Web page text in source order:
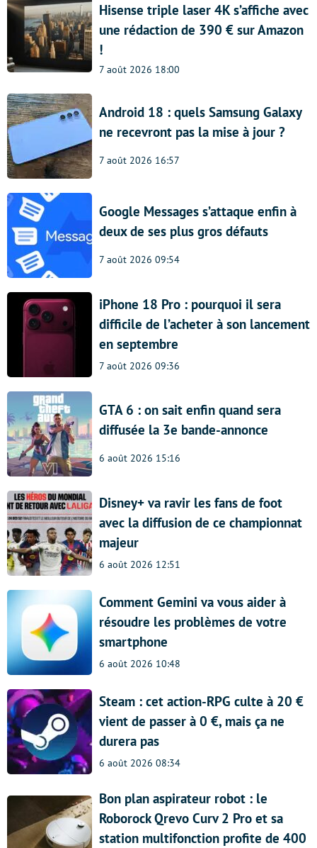
Hisense triple laser 4K s’affiche avec
une rédaction de 390 € sur Amazon
!
7 août 2026 18:00
Android 18 : quels Samsung Galaxy
ne recevront pas la mise à jour ?
7 août 2026 16:57
Google Messages s’attaque enfin à
deux de ses plus gros défauts
7 août 2026 09:54
iPhone 18 Pro : pourquoi il sera
difficile de l’acheter à son lancement
en septembre
7 août 2026 09:36
GTA 6 : on sait enfin quand sera
diffusée la 3e bande-annonce
6 août 2026 15:16
Disney+ va ravir les fans de foot
avec la diffusion de ce championnat
majeur
6 août 2026 12:51
Comment Gemini va vous aider à
résoudre les problèmes de votre
smartphone
6 août 2026 10:48
Steam : cet action-RPG culte à 20 €
vient de passer à 0 €, mais ça ne
durera pas
6 août 2026 08:34
Bon plan aspirateur robot : le
Roborock Qrevo Curv 2 Pro et sa
station multifonction profite de 400